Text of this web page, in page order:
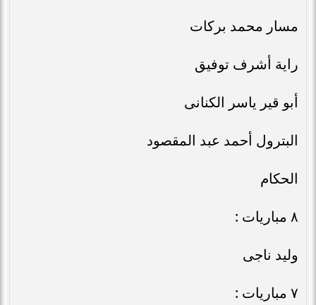
مسار محمد بركات
راية أشرف توفيق
أبو قير ياسر الكنانى
البترول أحمد عبد المقصود
الحكام
٨ مباريات :
وليد ناجى
٧ مباريات :